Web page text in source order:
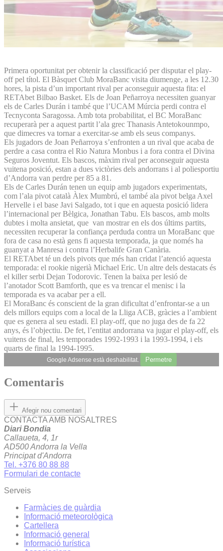
Primera oportunitat per obtenir la classificació per disputar el play-
off pel títol. El Bàsquet Club MoraBanc visita diumenge, a les 12.30
hores, la pista d’un important rival per aconseguir aquesta fita: el
RETAbet Bilbao Basket. Els de Joan Peñarroya necessiten guanyar
els de Carles Durán i també que l’UCAM Múrcia perdi contra el
Tecnyconta Saragossa. Amb tota probabilitat, el BC MoraBanc
recuperarà per a aquest partit l’ala grec Thanasis Antetokounmpo,
que dimecres va tornar a exercitar-se amb els seus companys.
Els jugadors de Joan Peñarroya s’enfronten a un rival que acaba de
perdre a casa contra el Rio Natura Monbus i a fora contra el Divina
Seguros Joventut. Els bascos, màxim rival per aconseguir aquesta
vuitena posició, estan a dues victòries dels andorrans i al poliesportiu
d’Andorra van perdre per 85 a 81.
Els de Carles Durán tenen un equip amb jugadors experimentats,
com l’ala pivot català Àlex Mumbrú, el també ala pivot belga Axel
Hervelle i el base Javi Salgado, tot i que en aquesta posició lidera
l’internacional per Bèlgica, Jonathan Tabu. Els bascos, amb molts
dubtes i molta ansietat, que van mostrar en els dos últims partits,
necessiten recuperar la confiança perduda contra un MoraBanc que
fora de casa no està gens fi aquesta temporada, ja que només ha
guanyat a Manresa i contra l’Herbalife Gran Canària.
El RETAbet té un dels pivots que més han cridat l’atenció aquesta
temporada: el rookie nigerià Michael Eric. Un altre dels destacats és
el killer serbi Dejan Todorovic. Tenen la baixa per lesió de
l’anotador Scott Bamforth, que es va trencar el menisc i la
temporada es va acabar per a ell.
El MoraBanc és conscient de la gran dificultat d’enfrontar-se a un
dels millors equips com a local de la Lliga ACB, gràcies a l’ambient
que es genera al seu estadi. El play-off, que no juga des de fa 22
anys, és l’objectiu. De fet, l’entitat andorrana va jugar el play-off, els
vuitens de final, les temporades 1992-1993 i la 1993-1994, i els
quarts de final la 1994-1995.
Google Adsense està deshabilitat. Permetre
Comentaris
Afegir nou comentari
CONTACTA AMB NOSALTRES
Diari Bondia
Callaueta, 4, 1r
AD500 Andorra la Vella
Principat d'Andorra
Tel. +376 80 88 88
Formulari de contacte
Serveis
Farmàcies de guàrdia
Informació meteorològica
Cartellera
Informació general
Informació turística